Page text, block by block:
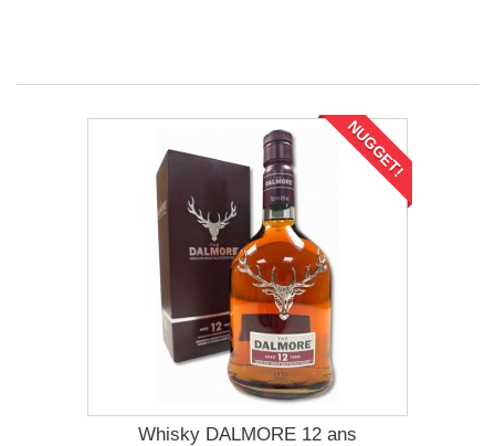
NUGGET!
Whisky DALMORE 12 ans